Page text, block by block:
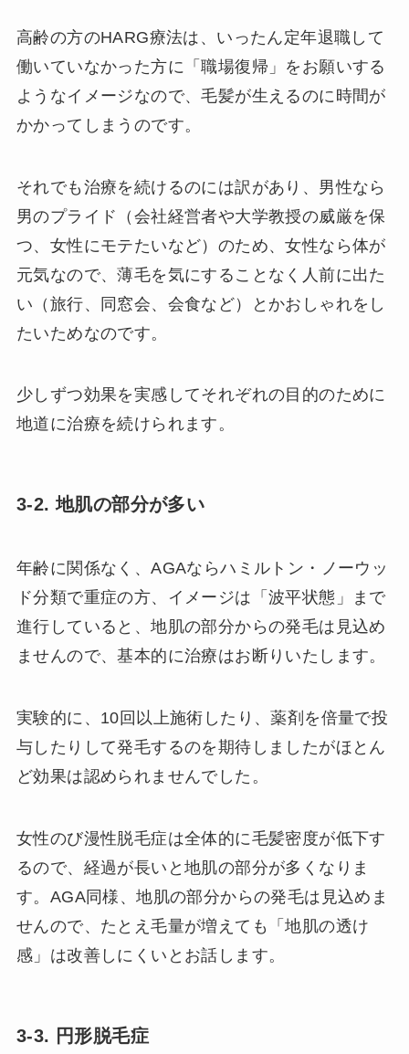
高齢の方のHARG療法は、いったん定年退職して
働いていなかった方に「職場復帰」をお願いする
ようなイメージなので、毛髪が生えるのに時間が
かかってしまうのです。
それでも治療を続けるのには訳があり、男性なら
男のプライド（会社経営者や大学教授の威厳を保
つ、女性にモテたいなど）のため、女性なら体が
元気なので、薄毛を気にすることなく人前に出た
い（旅行、同窓会、会食など）とかおしゃれをし
たいためなのです。
少しずつ効果を実感してそれぞれの目的のために
地道に治療を続けられます。
3-2. 地肌の部分が多い
年齢に関係なく、AGAならハミルトン・ノーウッ
ド分類で重症の方、イメージは「波平状態」まで
進行していると、地肌の部分からの発毛は見込め
ませんので、基本的に治療はお断りいたします。
実験的に、10回以上施術したり、薬剤を倍量で投
与したりして発毛するのを期待しましたがほとん
ど効果は認められませんでした。
女性のび漫性脱毛症は全体的に毛髪密度が低下す
るので、経過が長いと地肌の部分が多くなりま
す。AGA同様、地肌の部分からの発毛は見込めま
せんので、たとえ毛量が増えても「地肌の透け
感」は改善しにくいとお話します。
3-3. 円形脱毛症